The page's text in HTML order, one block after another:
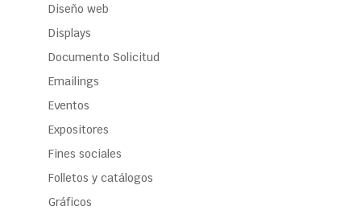
Diseño web
Displays
Documento Solicitud
Emailings
Eventos
Expositores
Fines sociales
Folletos y catálogos
Gráficos